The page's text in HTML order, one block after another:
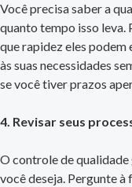
Você precisa saber a
quanto tempo isso leva.
que rapidez eles
às suas necessidades
se você tiver prazos
4. Revisar seus
O controle de qualidade
você deseja. Pergunte